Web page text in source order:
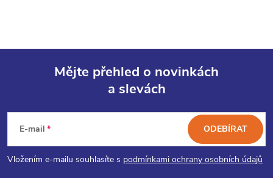
p
Mějte přehled o novinkách
a slevách
E-mail
Vložením e-mailu souhlasíte s podmínkami ochrany osobních údajů
ODEBÍRAT